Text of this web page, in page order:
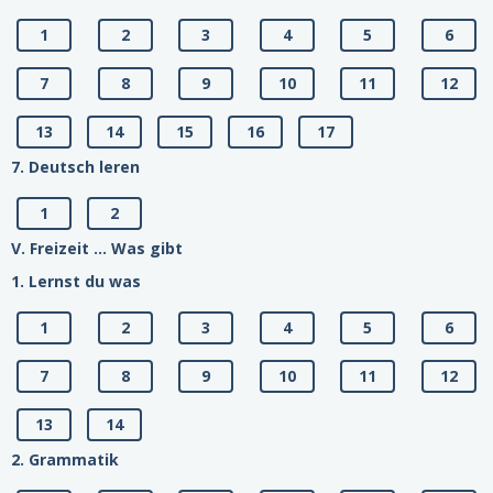
1 2 3 4 5 6
7 8 9 10 11 12
13 14 15 16
17
7. Deutsch leren
1
2
V. Freizeit ... Was gibt
1. Lernst du was
1 2 3 4 5 6
7 8 9 10 11 12
13
14
2. Grammatik